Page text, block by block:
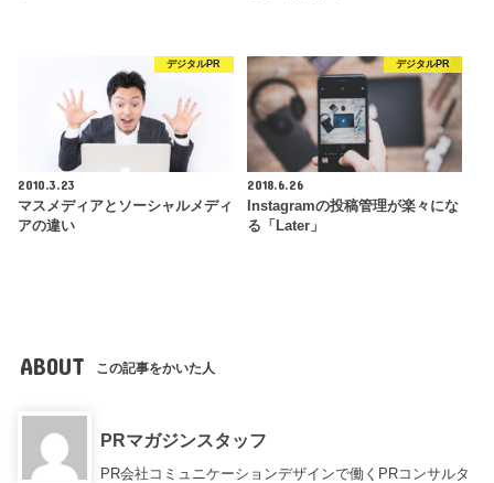
デジタルPR
2010.3.23
マスメディアとソーシャルメディ
アの違い
デジタルPR
2018.6.26
Instagramの投稿管理が楽々にな
る「Later」
ABOUT この記事をかいた人
PRマガジンスタッフ
PR会社コミュニケーションデザインで働くPRコンサルタ